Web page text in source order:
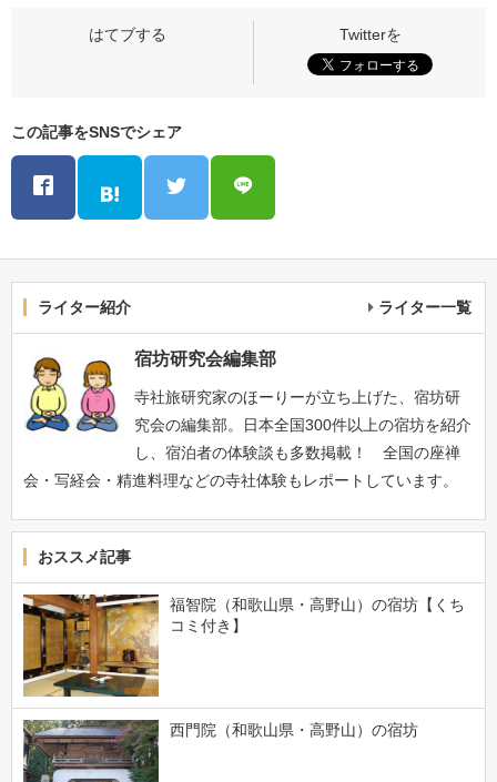
この記事をSNSでシェア
ライター紹介 ライター一覧
宿坊研究会編集部
寺社旅研究家のほーりーが立ち上げた、宿坊研
究会の編集部。日本全国300件以上の宿坊を紹介
し、宿泊者の体験談も多数掲載！ 全国の座禅
会・写経会・精進料理などの寺社体験もレポートしています。
おススメ記事
福智院（和歌山県・高野山）の宿坊【くち
コミ付き】
西門院（和歌山県・高野山）の宿坊